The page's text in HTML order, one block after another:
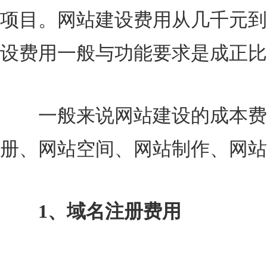
项目。网站建设费用从几千元
设费用一般与功能要求是成正
一般来说网站建设的成本费
册、网站空间、网站制作、网
1、域名注册费用